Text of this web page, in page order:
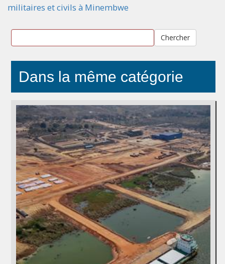
militaires et civils à Minembwe
Chercher
Dans la même catégorie